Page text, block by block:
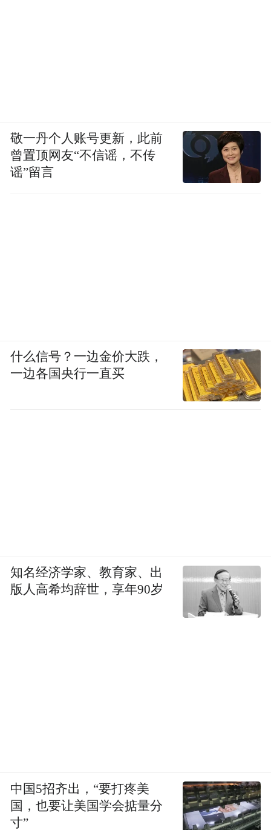
敬一丹个人账号更新，此前
曾置顶网友“不信谣，不传
谣”留言
什么信号？一边金价大跌，
一边各国央行一直买
知名经济学家、教育家、出
版人高希均辞世，享年90岁
中国5招齐出，“要打疼美
国，也要让美国学会掂量分
寸”